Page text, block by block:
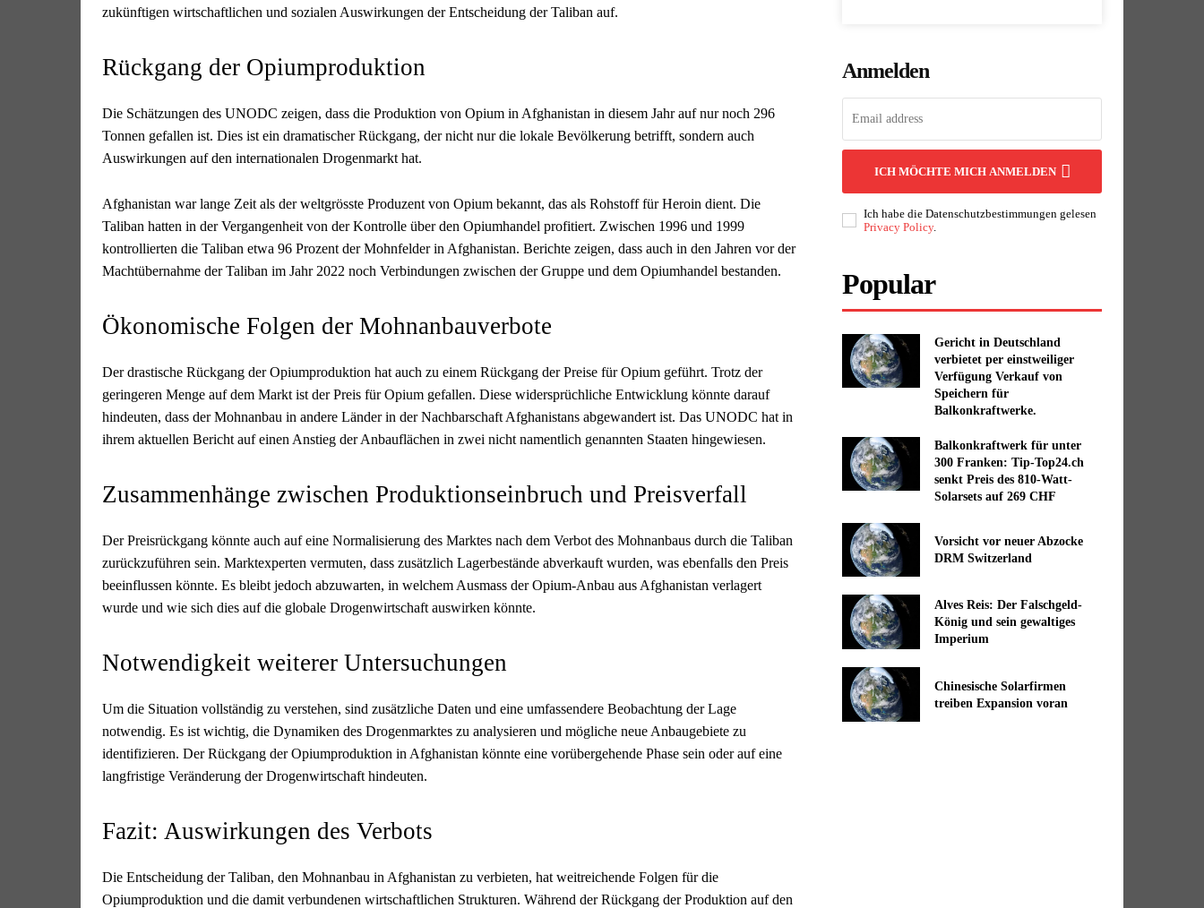
zukünftigen wirtschaftlichen und sozialen Auswirkungen der Entscheidung der Taliban auf.
Rückgang der Opiumproduktion
Die Schätzungen des UNODC zeigen, dass die Produktion von Opium in Afghanistan in diesem Jahr auf nur noch 296
Tonnen gefallen ist. Dies ist ein dramatischer Rückgang, der nicht nur die lokale Bevölkerung betrifft, sondern auch
Auswirkungen auf den internationalen Drogenmarkt hat.
Afghanistan war lange Zeit als der weltgrösste Produzent von Opium bekannt, das als Rohstoff für Heroin dient. Die
Taliban hatten in der Vergangenheit von der Kontrolle über den Opiumhandel profitiert. Zwischen 1996 und 1999
kontrollierten die Taliban etwa 96 Prozent der Mohnfelder in Afghanistan. Berichte zeigen, dass auch in den Jahren vor der
Machtübernahme der Taliban im Jahr 2022 noch Verbindungen zwischen der Gruppe und dem Opiumhandel bestanden.
Ökonomische Folgen der Mohnanbauverbote
Der drastische Rückgang der Opiumproduktion hat auch zu einem Rückgang der Preise für Opium geführt. Trotz der
geringeren Menge auf dem Markt ist der Preis für Opium gefallen. Diese widersprüchliche Entwicklung könnte darauf
hindeuten, dass der Mohnanbau in andere Länder in der Nachbarschaft Afghanistans abgewandert ist. Das UNODC hat in
ihrem aktuellen Bericht auf einen Anstieg der Anbauflächen in zwei nicht namentlich genannten Staaten hingewiesen.
Zusammenhänge zwischen Produktionseinbruch und Preisverfall
Der Preisrückgang könnte auch auf eine Normalisierung des Marktes nach dem Verbot des Mohnanbaus durch die Taliban
zurückzuführen sein. Marktexperten vermuten, dass zusätzlich Lagerbestände abverkauft wurden, was ebenfalls den Preis
beeinflussen könnte. Es bleibt jedoch abzuwarten, in welchem Ausmass der Opium-Anbau aus Afghanistan verlagert
wurde und wie sich dies auf die globale Drogenwirtschaft auswirken könnte.
Notwendigkeit weiterer Untersuchungen
Um die Situation vollständig zu verstehen, sind zusätzliche Daten und eine umfassendere Beobachtung der Lage
notwendig. Es ist wichtig, die Dynamiken des Drogenmarktes zu analysieren und mögliche neue Anbaugebiete zu
identifizieren. Der Rückgang der Opiumproduktion in Afghanistan könnte eine vorübergehende Phase sein oder auf eine
langfristige Veränderung der Drogenwirtschaft hindeuten.
Fazit: Auswirkungen des Verbots
Die Entscheidung der Taliban, den Mohnanbau in Afghanistan zu verbieten, hat weitreichende Folgen für die
Opiumproduktion und die damit verbundenen wirtschaftlichen Strukturen. Während der Rückgang der Produktion auf den
Anmelden
ICH MÖCHTE MICH ANMELDEN
Ich habe die Datenschutzbestimmungen gelesen
Privacy Policy.
Popular
Gericht in Deutschland
verbietet per einstweiliger
Verfügung Verkauf von
Speichern für
Balkonkraftwerke.
Balkonkraftwerk für unter
300 Franken: Tip-Top24.ch
senkt Preis des 810-Watt-
Solarsets auf 269 CHF
Vorsicht vor neuer Abzocke
DRM Switzerland
Alves Reis: Der Falschgeld-
König und sein gewaltiges
Imperium
Chinesische Solarfirmen
treiben Expansion voran